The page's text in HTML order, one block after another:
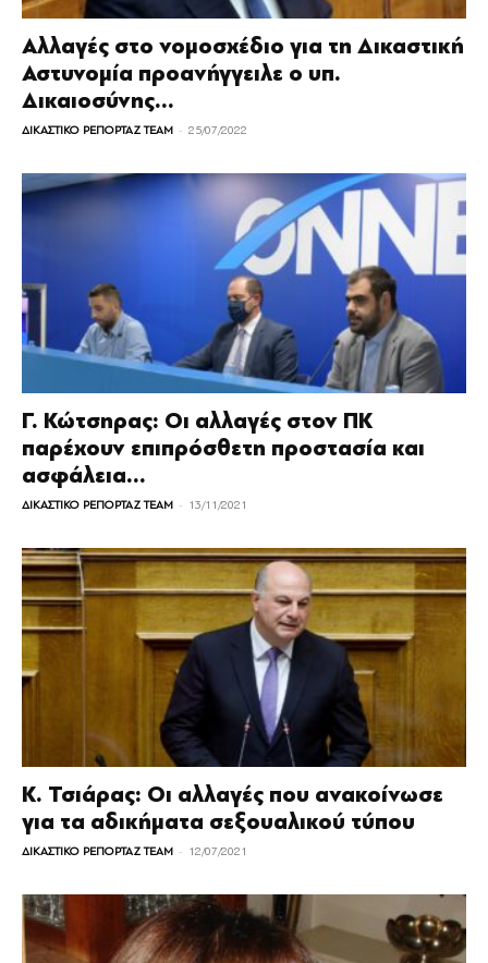
Αλλαγές στο νομοσχέδιο για τη Δικαστική
Αστυνομία προανήγγειλε ο υπ.
Δικαιοσύνης...
ΔΙΚΑΣΤΙΚΟ ΡΕΠΟΡΤΑΖ TEAM - 25/07/2022
Γ. Κώτσηρας: Οι αλλαγές στον ΠΚ
παρέχουν επιπρόσθετη προστασία και
ασφάλεια...
ΔΙΚΑΣΤΙΚΟ ΡΕΠΟΡΤΑΖ TEAM - 13/11/2021
Κ. Τσιάρας: Οι αλλαγές που ανακοίνωσε
για τα αδικήματα σεξουαλικού τύπου
ΔΙΚΑΣΤΙΚΟ ΡΕΠΟΡΤΑΖ TEAM - 12/07/2021